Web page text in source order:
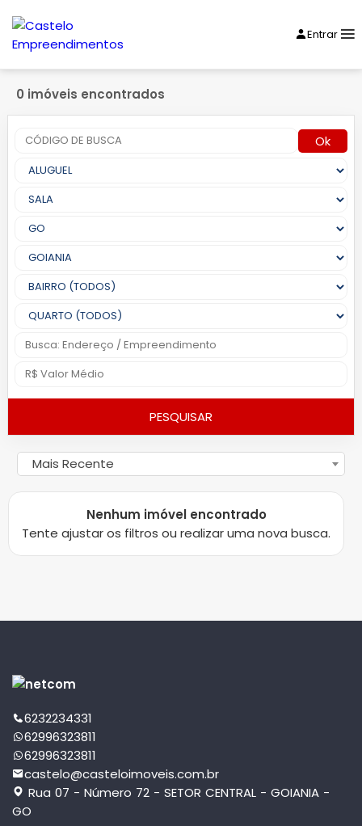
Entrar
0 imóveis encontrados
Ok
PESQUISAR
Mais Recente
Nenhum imóvel encontrado
Tente ajustar os filtros ou realizar uma nova busca.
6232234331
62996323811
62996323811
castelo@casteloimoveis.com.br
Rua 07 - Número 72 - SETOR CENTRAL - GOIANIA -
GO